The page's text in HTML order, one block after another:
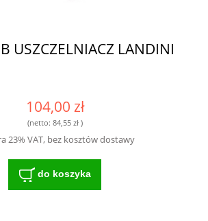
USZCZELNIACZ LANDINI
104,00 zł
(netto: 84,55 zł)
23% VAT, bez kosztów dostawy
do koszyka